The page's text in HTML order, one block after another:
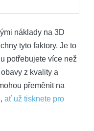
náklady na 3D
tyto faktory. Je to
potřebujete více než
‍z kvality a
přeměnit ‍na
ať už tisknete pro